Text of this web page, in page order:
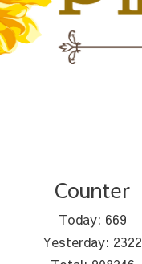
Counter
Today: 669
Yesterday: 2322